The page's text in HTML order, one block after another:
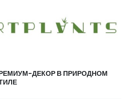
ДЕКОР В ПРИРОДНОМ